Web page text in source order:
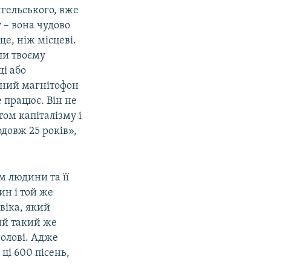
вже
вона чудово
ніж місцеві.
твоєму
або
магнітофон
працює. Він не
капіталізму і
25 років»,
людини та її
і той же
який
такий же
Адже
600 пісень,